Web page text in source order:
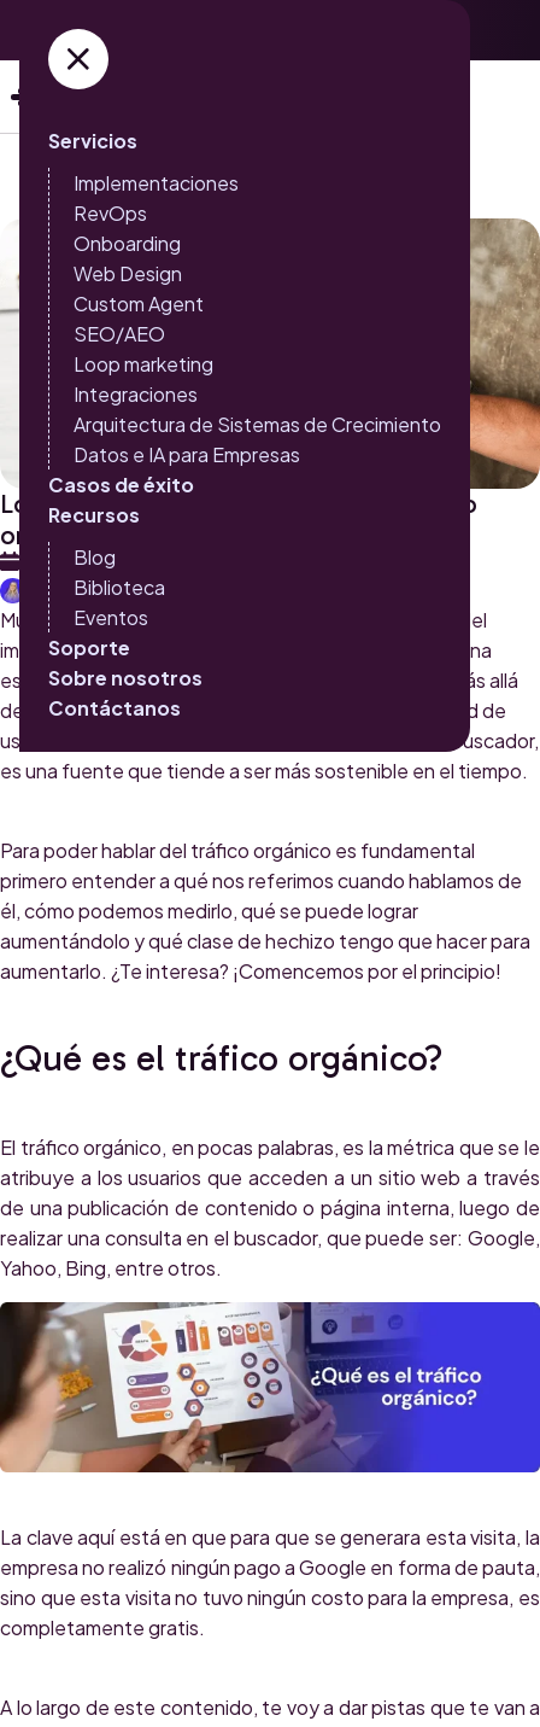
Servicios
Implementaciones
RevOps
Onboarding
Web Design
Custom Agent
SEO/AEO
Loop marketing
Integraciones
Arquitectura de Sistemas de Crecimiento
Datos e IA para Empresas
Casos de éxito
Recursos
Blog
Biblioteca
Eventos
Soporte
Sobre nosotros
Contáctanos
Lo que necesitas para aumentar el tráfico
orgánico de tu sitio web
2 DE JULIO 2024
SALOMÉ CLYMER
Mucho se habla del tráfico orgánico, pero muy poco del
impacto que este puede tener en la rentabilidad de una
estrategia de mercadeo. Así es, el tráfico orgánico más allá
de ser una métrica relevante que identifica la cantidad de
usuarios que acceden a un sitio web a través de un buscador,
es una fuente que tiende a ser más sostenible en el tiempo.
Para poder hablar del tráfico orgánico es fundamental
primero entender a qué nos referimos cuando hablamos de
él, cómo podemos medirlo, qué se puede lograr
aumentándolo y qué clase de hechizo tengo que hacer para
aumentarlo. ¿Te interesa? ¡Comencemos por el principio!
¿Qué es el tráfico orgánico?
El tráfico orgánico, en pocas palabras, es la métrica que se le
atribuye a los usuarios que acceden a un sitio web a través
de una publicación de contenido o página interna, luego de
realizar una consulta en el buscador, que puede ser: Google,
Yahoo, Bing, entre otros.
La clave aquí está en que para que se generara esta visita, la
empresa no realizó ningún pago a Google en forma de pauta,
sino que esta visita no tuvo ningún costo para la empresa, es
completamente gratis.
A lo largo de este contenido, te voy a dar pistas que te van a